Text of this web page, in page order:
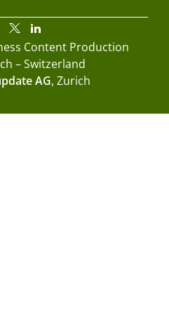
Content Production
– Switzerland
AG, Zurich